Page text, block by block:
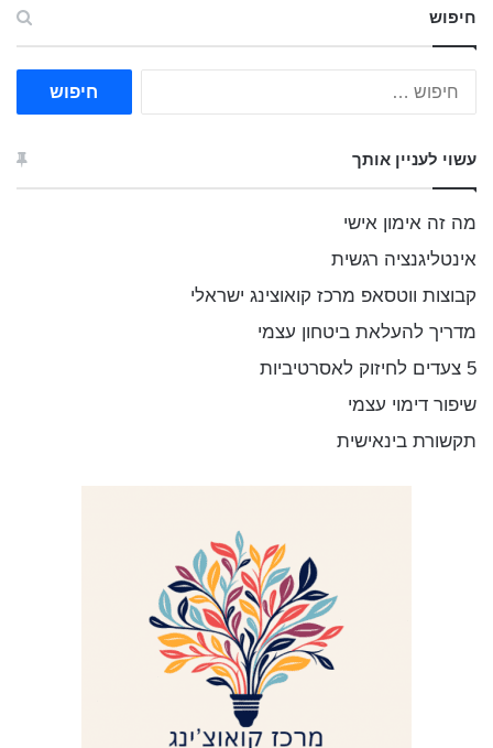
חיפוש
:
עשוי לעניין אותך
מה זה אימון אישי
אינטליגנציה רגשית
קבוצות ווטסאפ מרכז קואוצינג ישראלי
מדריך להעלאת ביטחון עצמי
5 צעדים לחיזוק לאסרטיביות
שיפור דימוי עצמי
תקשורת בינאישית